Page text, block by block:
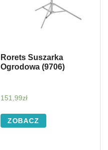
Rorets Suszarka
Ogrodowa (9706)
151,99zł
ZOBACZ